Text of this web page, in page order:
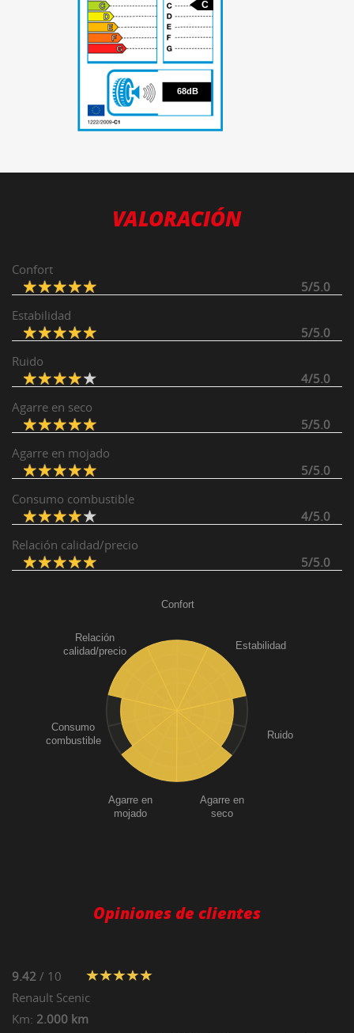
68
C
68dB
VALORACIÓN
Confort
5/5.0
Estabilidad
5/5.0
Ruido
4/5.0
Agarre en seco
5/5.0
Agarre en mojado
5/5.0
Consumo combustible
4/5.0
Relación calidad/precio
5/5.0
Confort
Estabilidad
Ruido
Agarre en
seco
Agarre en
mojado
Consumo
combustible
Relación
calidad/precio
Opiniones de clientes
9.42 / 10
Renault Scenic
Km: 2.000 km